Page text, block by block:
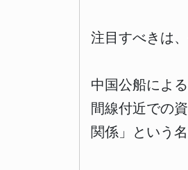
注目すべきは
中国公船によ
間線付近での
関係」という